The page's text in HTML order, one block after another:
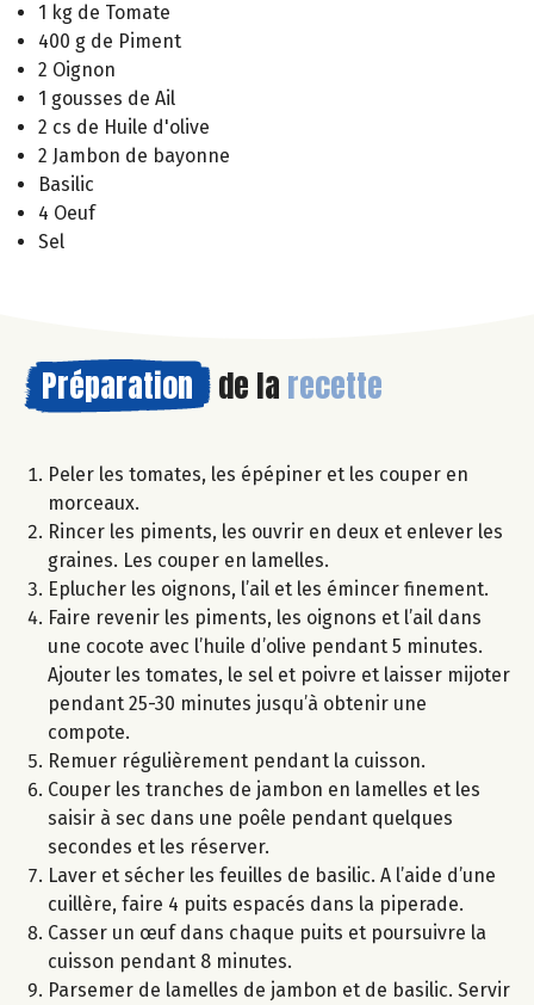
1 kg de Tomate
400 g de Piment
2 Oignon
1 gousses de Ail
2 cs de Huile d'olive
2 Jambon de bayonne
Basilic
4 Oeuf
Sel
Préparation de la recette
Peler les tomates, les épépiner et les couper en
morceaux.
Rincer les piments, les ouvrir en deux et enlever les
graines. Les couper en lamelles.
Eplucher les oignons, l’ail et les émincer finement.
Faire revenir les piments, les oignons et l’ail dans
une cocote avec l’huile d’olive pendant 5 minutes.
Ajouter les tomates, le sel et poivre et laisser mijoter
pendant 25-30 minutes jusqu’à obtenir une
compote.
Remuer régulièrement pendant la cuisson.
Couper les tranches de jambon en lamelles et les
saisir à sec dans une poêle pendant quelques
secondes et les réserver.
Laver et sécher les feuilles de basilic. A l’aide d’une
cuillère, faire 4 puits espacés dans la piperade.
Casser un œuf dans chaque puits et poursuivre la
cuisson pendant 8 minutes.
Parsemer de lamelles de jambon et de basilic. Servir